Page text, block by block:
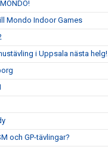
Mondo Indoor Games
i Uppsala nästa helg!
och GP-tävlingar?